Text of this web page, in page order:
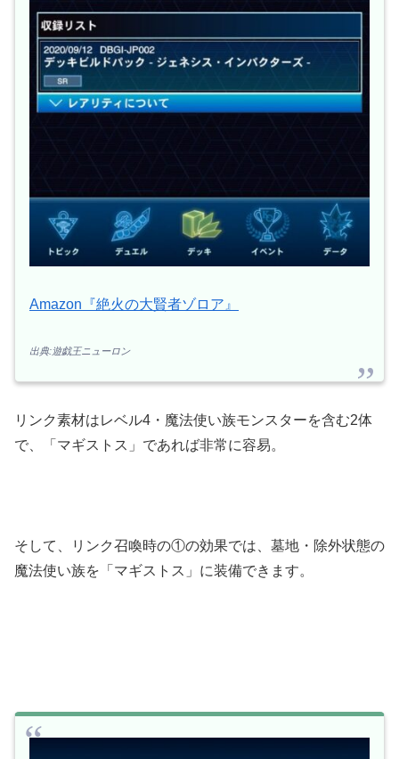
Amazon『絶火の大賢者ゾロア』
出典:遊戯王ニューロン
リンク素材はレベル4・魔法使い族モンスターを含む2体
で、「マギストス」であれば非常に容易。
そして、リンク召喚時の①の効果では、墓地・除外状態の
魔法使い族を「マギストス」に装備できます。